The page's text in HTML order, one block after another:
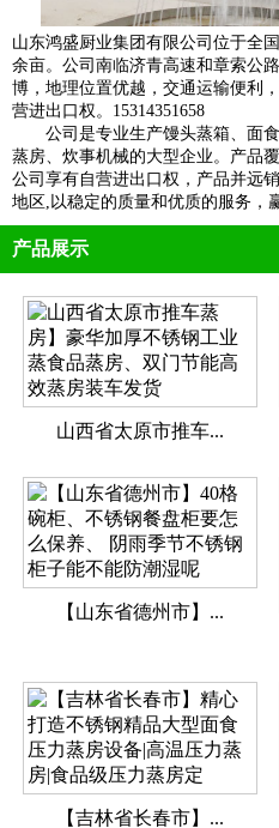
山东鸿盛厨业集团有限公司位于全
余亩。公司南临济青高速和章索公
博，地理位置优越，交通运输便利
营进出口权。15314351658
公司是专业生产馒头蒸箱、面食
蒸房、炊事机械的大型企业。产品
公司享有自营进出口权，产品并远
地区,以稳定的质量和优质的服务，
产品展示
山西省太原市推车...
【山东省德州市】...
【吉林省长春市】...